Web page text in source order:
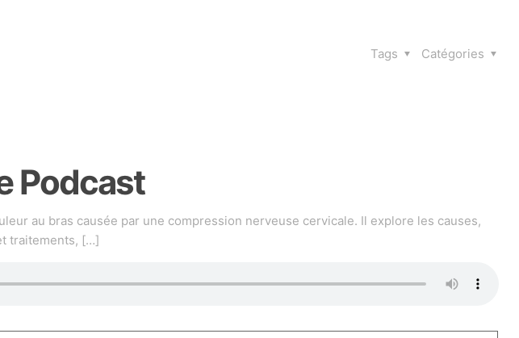
Catégories
Tags
Podcast
au bras causée par une compression nerveuse cervicale. Il explore les causes,
traitements, […]